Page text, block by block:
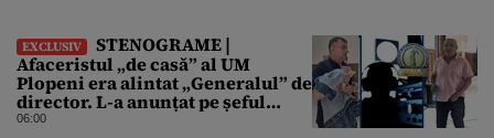
EXCLUSIV
STENOGRAME |
Afaceristul „de casă” al UM
Plopeni era alintat „Generalul” de
director. L-a anunțat pe șeful
uzinei că i-a adus „subțireanu,
06:00